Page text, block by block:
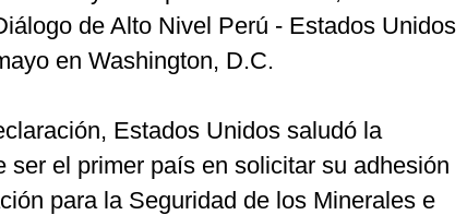
de Alto Nivel Perú - Estados Unidos
en Washington, D.C.
Estados Unidos saludó la
ser el primer país en solicitar su adhesión
para la Seguridad de los Minerales e